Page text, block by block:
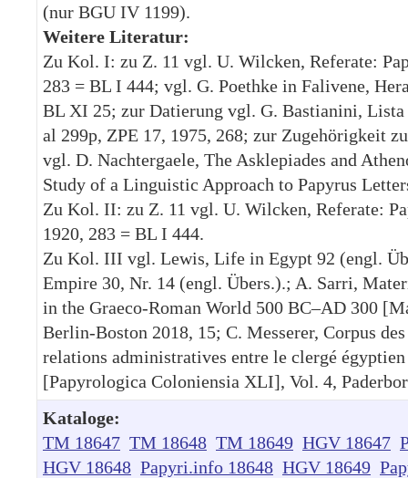
(nur BGU IV 1199).
Weitere Literatur:
Zu Kol. I: zu Z. 11 vgl. U. Wilcken, Referate:
283 = BL I 444; vgl. G. Poethke in Falivene,
BL XI 25; zur Datierung vgl. G. Bastianini,
al 299p, ZPE 17, 1975, 268; zur Zugehörigkeit
vgl. D. Nachtergaele, The Asklepiades and
Study of a Linguistic Approach to Papyrus
Zu Kol. II: zu Z. 11 vgl. U. Wilcken, Referate:
1920, 283 = BL I 444.
Zu Kol. III vgl. Lewis, Life in Egypt 92 (engl.
Empire 30, Nr. 14 (engl. Übers.).; A. Sarri,
in the Graeco-Roman World 500 BC–AD 300
Berlin-Boston 2018, 15; C. Messerer, Corpus
relations administratives entre le clergé
[Papyrologica Coloniensia XLI], Vol. 4,
Kataloge:
TM 18647 TM 18648 TM 18649 HGV 18647
HGV 18648 Papyri.info 18648 HGV 18649